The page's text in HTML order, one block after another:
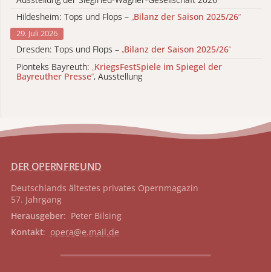
Hildesheim: Tops und Flops – „Bilanz der Saison 2025/26“
29. Juli 2026
Dresden: Tops und Flops – „Bilanz der Saison 2025/26“
Pionteks Bayreuth: „KriegsFestSpiele im Spiegel der
Bayreuther Presse“, Ausstellung
DER OPERNFREUND
Deutschlands ältestes privates Opernmagazin
57. Jahrgang
Herausgeber: Peter Bilsing
Kontakt: opera@e.mail.de